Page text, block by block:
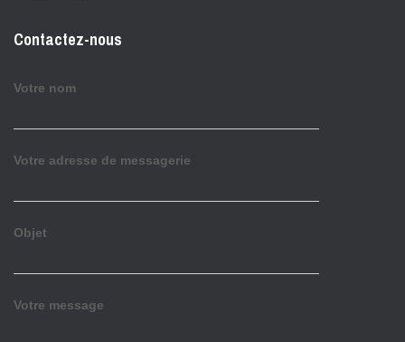
Contactez-nous
Votre nom
Votre adresse de messagerie
Objet
Votre message